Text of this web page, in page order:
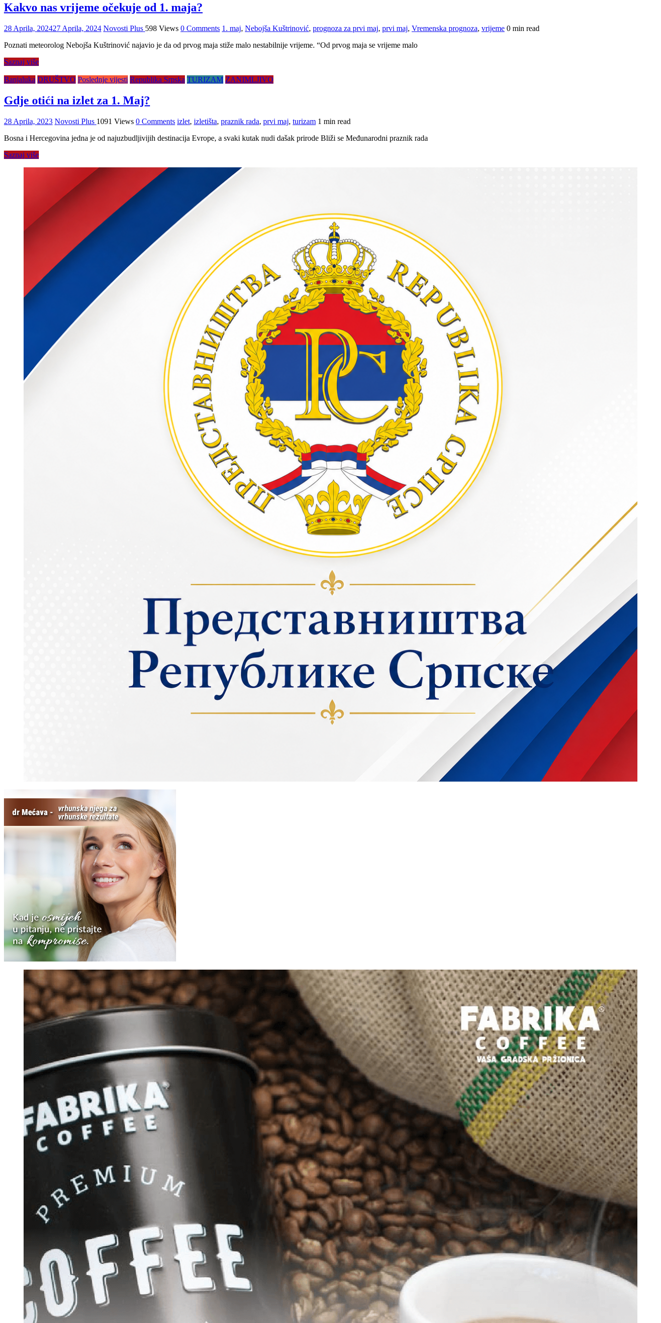
Kakvo nas vrijeme očekuje od 1. maja?
28 Aprila, 202427 Aprila, 2024 Novosti Plus 598 Views 0 Comments 1. maj, Nebojša Kuštrinović, prognoza za prvi maj, prvi maj, Vremenska prognoza, vrijeme 0 min read
Poznati meteorolog Nebojša Kuštrinović najavio je da od prvog maja stiže malo nestabilnije vrijeme. “Od prvog maja se vrijeme malo
Saznaj više
Banjaluka DRUŠTVO Poslednje vijesti Republika Srpska TURIZAM ZANIMLJIVO
Gdje otići na izlet za 1. Maj?
28 Aprila, 2023 Novosti Plus 1091 Views 0 Comments izlet, izletišta, praznik rada, prvi maj, turizam 1 min read
Bosna i Hercegovina jedna je od najuzbudljivijih destinacija Evrope, a svaki kutak nudi dašak prirode Bliži se Međunarodni praznik rada
Saznaj više